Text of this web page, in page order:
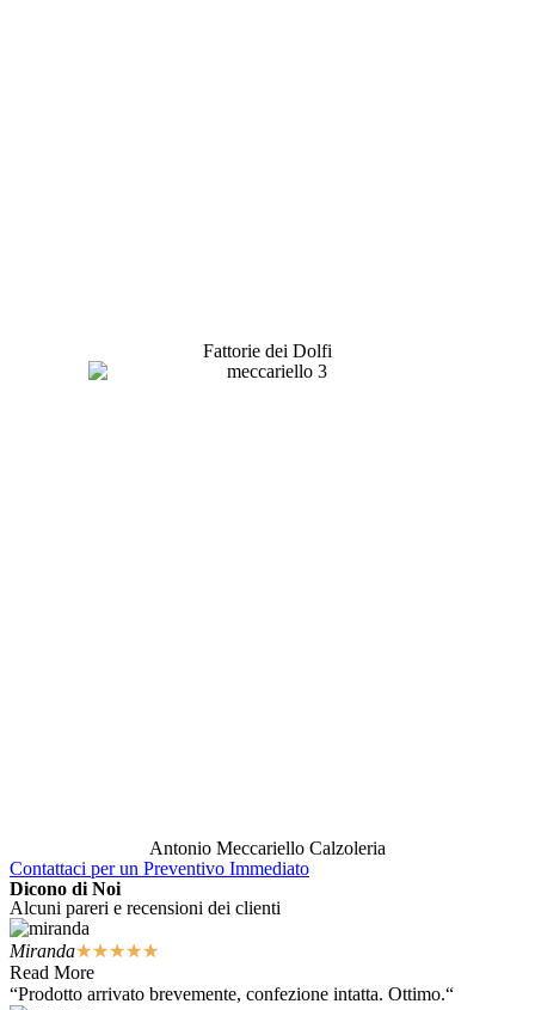
Fattorie dei Dolfi
Antonio Meccariello Calzoleria
Contattaci per un Preventivo Immediato
Dicono di Noi
Alcuni pareri e recensioni dei clienti
Miranda★★★★★
Read More
“Prodotto arrivato brevemente, confezione intatta. Ottimo.“